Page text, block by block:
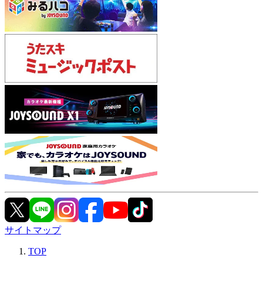
サイトマップ
TOP